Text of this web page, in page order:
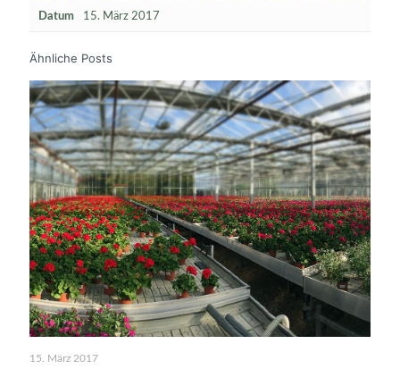
Datum 15. März 2017
Ähnliche Posts
15. März 2017